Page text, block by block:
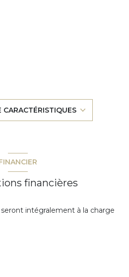
CARACTÉRISTIQUES
financières
intégralement à la charge